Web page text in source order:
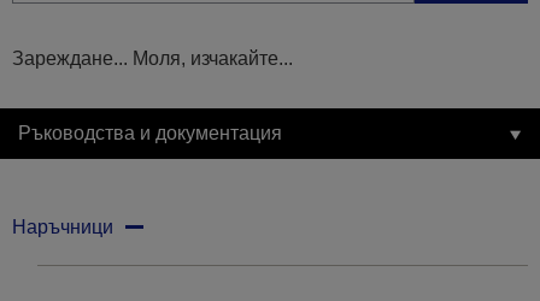
Зареждане... Моля, изчакайте...
Ръководства и документация
Наръчници